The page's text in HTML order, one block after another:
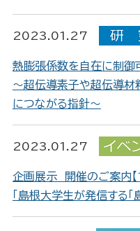
2023.01.27
熱膨張係数を自在に制御
～超伝導素子や超伝導
につながる指針～
2023.01.27
企画展示 開催のご案内
「島根大学生が発信する